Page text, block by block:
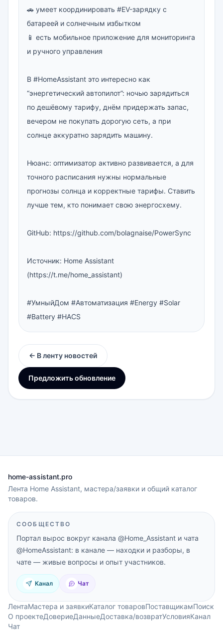
🚗 умеет координировать #EV-зарядку с
батареей и солнечным избытком
📱 есть мобильное приложение для мониторинга
и ручного управления
В #HomeAssistant это интересно как
“энергетический автопилот”: ночью зарядиться
по дешёвому тарифу, днём придержать запас,
вечером не покупать дорогую сеть, а при
солнце аккуратно зарядить машину.
Нюанс: оптимизатор активно развивается, а для
точного расписания нужны нормальные
прогнозы солнца и корректные тарифы. Ставить
лучше тем, кто понимает свою энергосхему.
GitHub: https://github.com/bolagnaise/PowerSync
Источник: Home Assistant
(https://t.me/home_assistant)
#УмныйДом #Автоматизация #Energy #Solar
#Battery #HACS
← В ленту новостей
Предложить обновление
home-assistant.pro
Лента Home Assistant, мастера/заявки и общий каталог
товаров.
СООБЩЕСТВО
Портал вырос вокруг канала @Home_Assistant и чата
@HomeAssistant: в канале — находки и разборы, в
чате — живые вопросы и опыт участников.
Канал Чат
ЛентаМастера и заявкиКаталог товаровПоставщикамПоиск
О проектеДовериеДанныеДоставка/возвратУсловияКанал
Чат